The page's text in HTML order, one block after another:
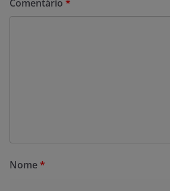
Comentário *
Nome*